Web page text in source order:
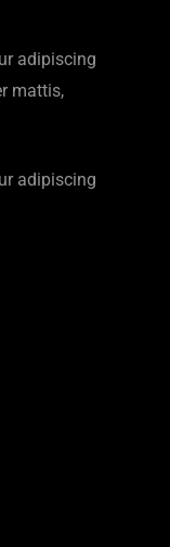
adipiscing
mattis,
adipiscing